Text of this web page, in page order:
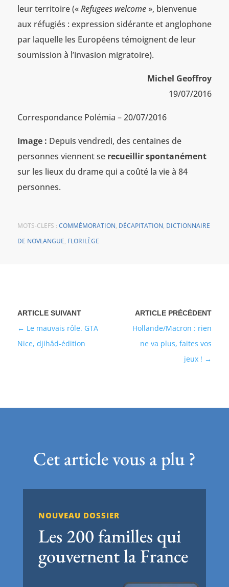
leur territoire («Refugees welcome», bienvenue
aux réfugiés : expression sidérante et anglophone
par laquelle les Européens témoignent de leur
soumission à l’invasion migratoire).
Michel Geoffroy
19/07/2016
Correspondance Polémia – 20/07/2016
Image : Depuis vendredi, des centaines de
personnes viennent se recueillir spontanément
sur les lieux du drame qui a coûté la vie à 84
personnes.
MOTS-CLEFS : COMMÉMORATION, DÉCAPITATION, DICTIONNAIRE
DE NOVLANGUE, FLORILÈGE
Hollande/Macron : rien
ne va plus, faites vos
jeux !
Le mauvais rôle. GTA
Nice, djihâd-édition
Cet article vous a plu ?
NOUVEAU DOSSIER
Les 200 familles qui
gouvernent la France